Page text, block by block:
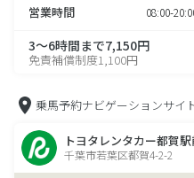
営業時間 08:00-
3～6時間まで7,150円
免責補償制度1,100円
乗馬予約ナビゲーションサイ
トヨタレンタカー都賀
千葉市若葉区都賀4-2-2